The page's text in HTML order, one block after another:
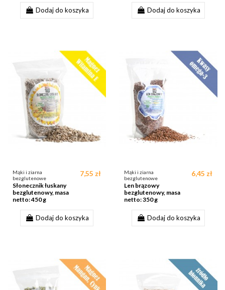
Dodaj do koszyka Dodaj do koszyka
Mąki i ziarna
bezglutenowe
Słonecznik łuskany
bezglutenowy, masa
netto: 450 g
7,55 zł
Dodaj do koszyka
Mąki i ziarna
bezglutenowe
Len brązowy
bezglutenowy, masa
netto: 350 g
6,45 zł
Dodaj do koszyka